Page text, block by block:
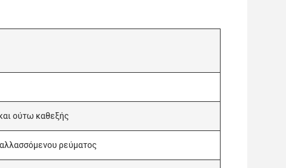
ούτω καθεξής
ρεύματος